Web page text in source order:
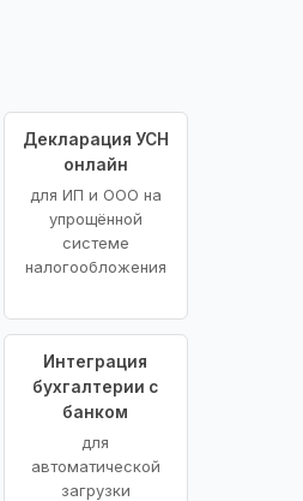
Декларация УСН
онлайн
для ИП и ООО на
упрощённой
системе
налогообложения
Интеграция
бухгалтерии с
банком
для
автоматической
загрузки